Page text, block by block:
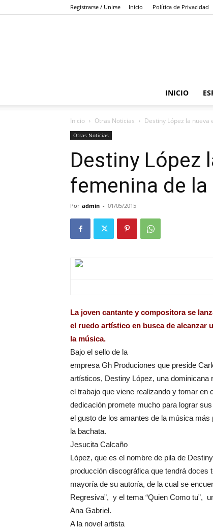
Registrarse / Unirse Inicio Política de Privacidad
INICIO
Inicio Otras Noticias Destiny López la
Otras Noticias
Destiny López
femenina de
Por admin - 01/05/2015
La joven cantante y compositora se
el ruedo artístico en busca de alcanzar
la música.
Bajo el sello de la
empresa Gh Produciones que preside
artísticos, Destiny López, una dominicana
el trabajo que viene realizando y tomar
dedicación promete mucho para lograr
el gusto de los amantes de la música
la bachata.
Jesucita Calcaño
López, que es el nombre de pila de
producción discográfica que tendrá doces
mayoría de su autoría, de la cual se
Regresiva”, y el tema “Quien Como tu”,
Ana Gabriel.
A la novel artista